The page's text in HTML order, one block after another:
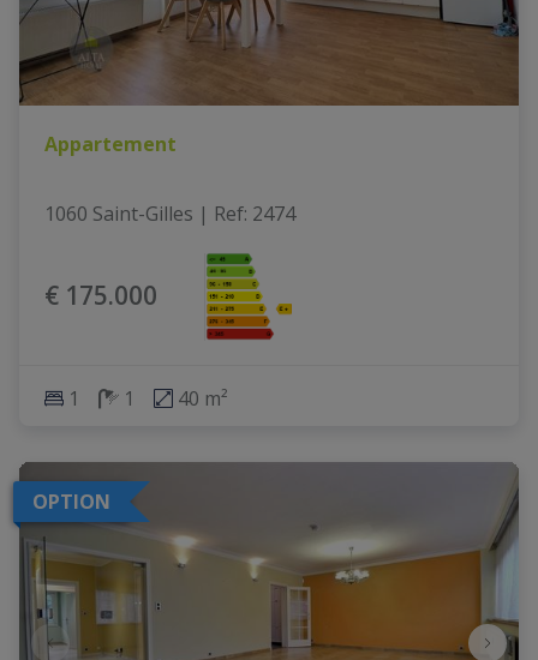
Appartement
1060 Saint-Gilles | Ref: 2474
€ 175.000
1 1 40 m²
OPTION